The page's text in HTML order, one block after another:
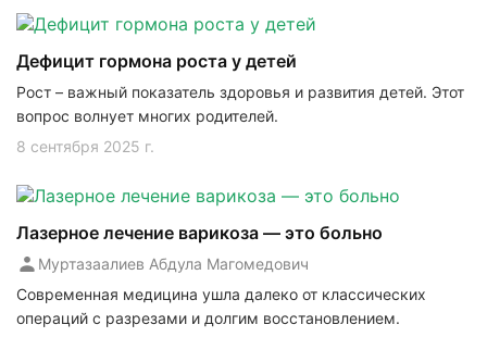
Дефицит гормона роста у детей
Рост – важный показатель здоровья и развития детей. Этот
вопрос волнует многих родителей.
8 сентября 2025 г.
Лазерное лечение варикоза — это больно
Муртазаалиев Абдула Магомедович
Современная медицина ушла далеко от классических
операций с разрезами и долгим восстановлением.